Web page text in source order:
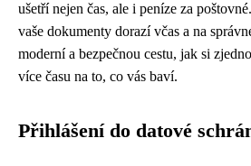
ušetří nejen čas, ale i peníze za
vaše dokumenty dorazí včas a na
moderní a bezpečnou cestu, jak si
více času na to, co vás baví.
Přihlášení do datové